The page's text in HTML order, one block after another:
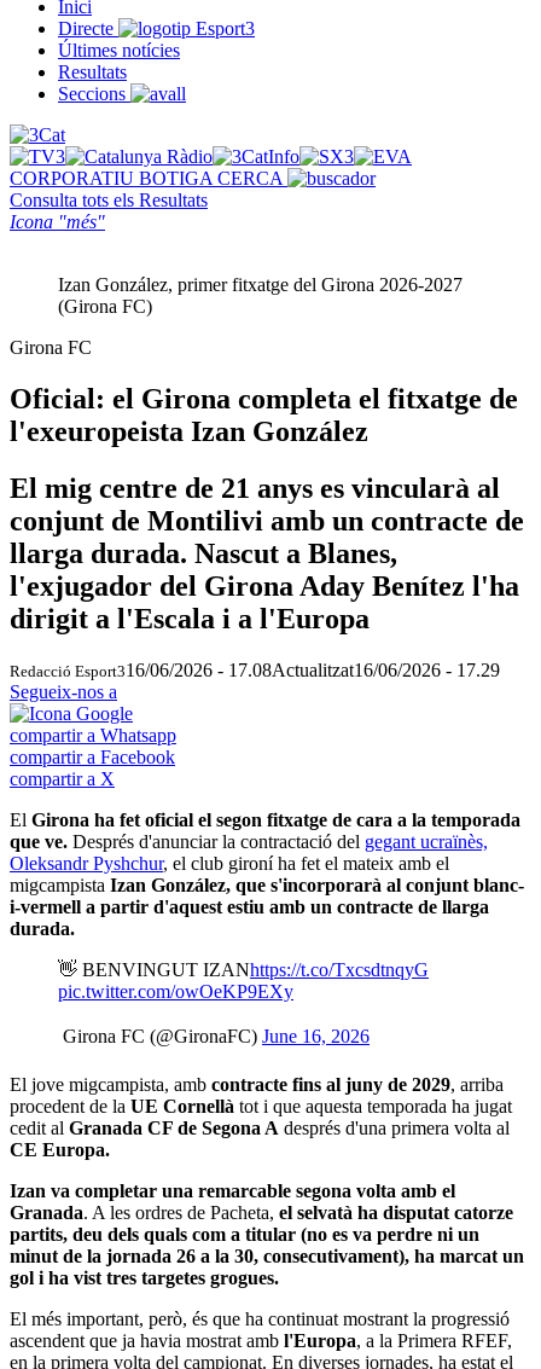
Inici
Directe
Últimes notícies
Resultats
Seccions
CORPORATIU BOTIGA CERCA
Consulta tots els Resultats
Icona "més"
Izan González, primer fitxatge del Girona 2026-2027
(Girona FC)
Girona FC
Oficial: el Girona completa el fitxatge de
l'exeuropeista Izan González
El mig centre de 21 anys es vincularà al
conjunt de Montilivi amb un contracte de
llarga durada. Nascut a Blanes,
l'exjugador del Girona Aday Benítez l'ha
dirigit a l'Escala i a l'Europa
Redacció Esport316/06/2026 - 17.08Actualitzat16/06/2026 - 17.29
Segueix-nos a
compartir a Whatsapp
compartir a Facebook
compartir a X
El Girona ha fet oficial el segon fitxatge de cara a la temporada
que ve. Després d'anunciar la contractació del gegant ucraïnès,
Oleksandr Pyshchur, el club gironí ha fet el mateix amb el
migcampista Izan González, que s'incorporarà al conjunt blanc-
i-vermell a partir d'aquest estiu amb un contracte de llarga
durada.
👋 BENVINGUT IZANhttps://t.co/TxcsdtnqyG
pic.twitter.com/owOeKP9EXy
 Girona FC (@GironaFC) June 16, 2026
El jove migcampista, amb contracte fins al juny de 2029, arriba
procedent de la UE Cornellà tot i que aquesta temporada ha jugat
cedit al Granada CF de Segona A després d'una primera volta al
CE Europa.
Izan va completar una remarcable segona volta amb el
Granada. A les ordres de Pacheta, el selvatà ha disputat catorze
partits, deu dels quals com a titular (no es va perdre ni un
minut de la jornada 26 a la 30, consecutivament), ha marcat un
gol i ha vist tres targetes grogues.
El més important, però, és que ha continuat mostrant la progressió
ascendent que ja havia mostrat amb l'Europa, a la Primera RFEF,
en la primera volta del campionat. En diverses jornades, ha estat el